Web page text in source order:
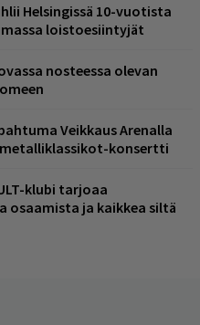
Helsingissä 10-vuotista
loistoesiintyjät
nosteessa olevan
Veikkaus Arenalla
metalliklassikot-konsertti
klubi tarjoaa
ja kaikkea siltä